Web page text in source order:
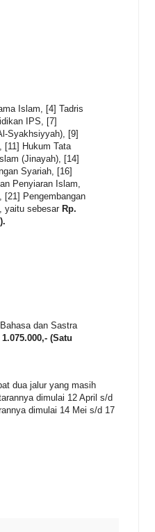
Islam, [4] Tadris
IPS, [7]
Syakhsiyyah), [9]
[11] Hukum Tata
(Jinayah), [14]
Syariah, [16]
Penyiaran Islam,
[21] Pengembangan
yaitu sebesar Rp.
dan Sastra
1.075.000,- (Satu
dua jalur yang masih
dimulai 12 April s/d
dimulai 14 Mei s/d 17